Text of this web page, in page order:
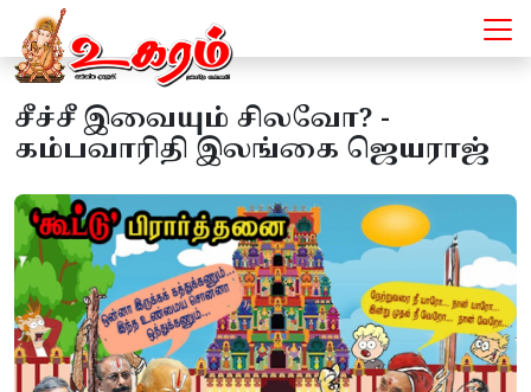
சீச்சீ இவையும் சிலவோ? -
கம்பவாரிதி இலங்கை ஜெயராஜ்